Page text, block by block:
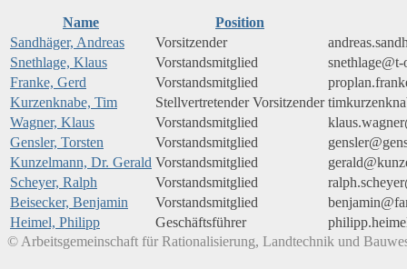
Name
Position
Sandhäger, Andreas
Vorsitzender
Snethlage, Klaus
Vorstandsmitglied
Franke, Gerd
Vorstandsmitglied
Kurzenknabe, Tim
Stellvertretender Vorsitzender
Wagner, Klaus
Vorstandsmitglied
Gensler, Torsten
Vorstandsmitglied
Kunzelmann, Dr. Gerald Vorstandsmitglied
Scheyer, Ralph
Vorstandsmitglied
Beisecker, Benjamin
Vorstandsmitglied
Heimel, Philipp
Geschäftsführer
© Arbeitsgemeinschaft für Rationalisierung, Landtechnik und